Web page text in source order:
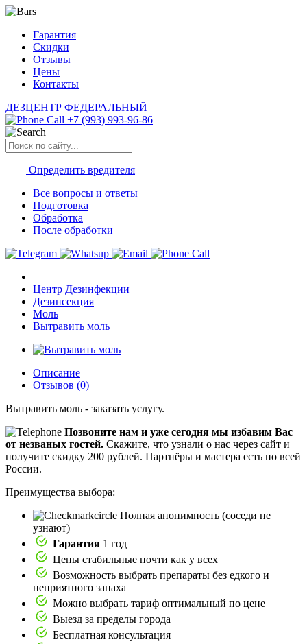
Гарантия
Скидки
Отзывы
Цены
Контакты
ДЕЗЦЕНТР ФЕДЕРАЛЬНЫЙ
+7 (993) 993-96-86
Определить вредителя
Все вопросы и ответы
Подготовка
Обработка
После обработки
Центр Дезинфекции
Дезинсекция
Моль
Вытравить моль
Описание
Отзывов (0)
Вытравить моль - заказать услугу.
Позвоните нам и уже сегодня мы избавим Вас
от незваных гостей. Скажите, что узнали о нас через сайт и
получите скидку 200 рублей. Партнёры и мастера есть по всей
России.
Преимущества выбора:
Полная анонимность (соседи не
узнают)
Гарантия 1 год
Цены стабильные почти как у всех
Возможность выбрать препараты без едкого и
неприятного запаха
Можно выбрать тариф оптимальный по цене
Выезд за пределы города
Бесплатная консультация